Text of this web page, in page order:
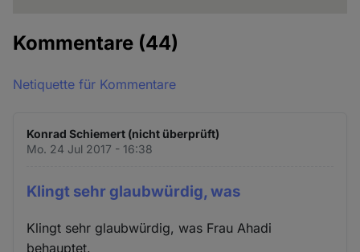
Kommentare (44)
Netiquette für Kommentare
Konrad Schiemert (nicht überprüft)
Mo. 24 Jul 2017 - 16:38
Klingt sehr glaubwürdig, was
Klingt sehr glaubwürdig, was Frau Ahadi
behauptet.